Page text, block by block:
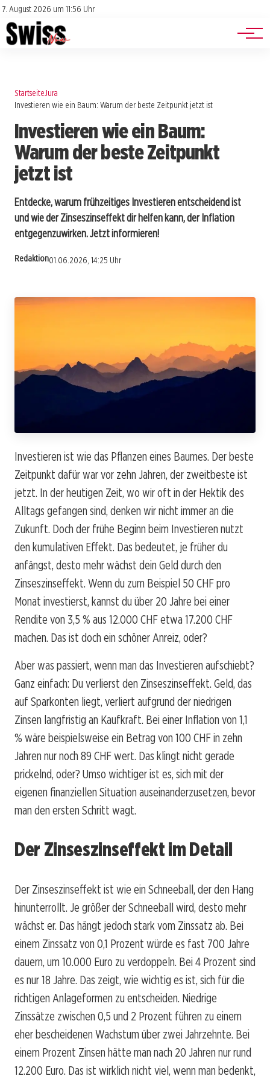
7. August 2026 um 11:56 Uhr
Impressum
Datenschutz
Jobs
Events
StartseiteJura
Investieren wie ein Baum: Warum der beste Zeitpunkt jetzt ist
Investieren wie ein Baum:
Warum der beste Zeitpunkt
jetzt ist
Entdecke, warum frühzeitiges Investieren entscheidend ist
und wie der Zinseszinseffekt dir helfen kann, der Inflation
entgegenzuwirken. Jetzt informieren!
Redaktion01.06.2026, 14:25 Uhr
Investieren ist wie das Pflanzen eines Baumes. Der beste
Zeitpunkt dafür war vor zehn Jahren, der zweitbeste ist
jetzt. In der heutigen Zeit, wo wir oft in der Hektik des
Alltags gefangen sind, denken wir nicht immer an die
Zukunft. Doch der frühe Beginn beim Investieren nutzt
den kumulativen Effekt. Das bedeutet, je früher du
anfängst, desto mehr wächst dein Geld durch den
Zinseszinseffekt. Wenn du zum Beispiel 50 CHF pro
Monat investierst, kannst du über 20 Jahre bei einer
Rendite von 3,5 % aus 12.000 CHF etwa 17.200 CHF
machen. Das ist doch ein schöner Anreiz, oder?
Aber was passiert, wenn man das Investieren aufschiebt?
Ganz einfach: Du verlierst den Zinseszinseffekt. Geld, das
auf Sparkonten liegt, verliert aufgrund der niedrigen
Zinsen langfristig an Kaufkraft. Bei einer Inflation von 1,1
% wäre beispielsweise ein Betrag von 100 CHF in zehn
Jahren nur noch 89 CHF wert. Das klingt nicht gerade
prickelnd, oder? Umso wichtiger ist es, sich mit der
eigenen finanziellen Situation auseinanderzusetzen, bevor
man den ersten Schritt wagt.
Der Zinseszinseffekt im Detail
Der Zinseszinseffekt ist wie ein Schneeball, der den Hang
hinunterrollt. Je größer der Schneeball wird, desto mehr
wächst er. Das hängt jedoch stark vom Zinssatz ab. Bei
einem Zinssatz von 0,1 Prozent würde es fast 700 Jahre
dauern, um 10.000 Euro zu verdoppeln. Bei 4 Prozent sind
es nur 18 Jahre. Das zeigt, wie wichtig es ist, sich für die
richtigen Anlageformen zu entscheiden. Niedrige
Zinssätze zwischen 0,5 und 2 Prozent führen zu einem
eher bescheidenen Wachstum über zwei Jahrzehnte. Bei
einem Prozent Zinsen hätte man nach 20 Jahren nur rund
12.200 Euro. Das ist wirklich nicht viel, wenn man bedenkt,